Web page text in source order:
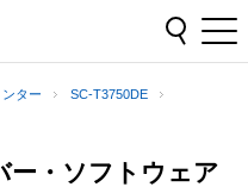
ター
SC-T3750DE
・ソフトウェア